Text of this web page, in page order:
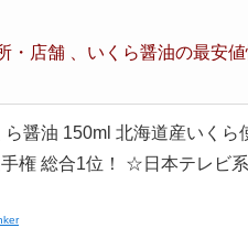
・店舗 、いくら醤油の最安
ら醤油 150ml 北海道産いく
権 総合1位！ ☆日本テレビ